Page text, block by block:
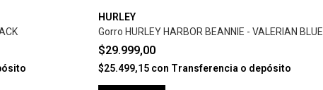
HURLEY
Gorro HURLEY HARBOR BEANNIE - VALERIAN BLUE
$29.999,00
$25.499,15 con Transferencia o depósito